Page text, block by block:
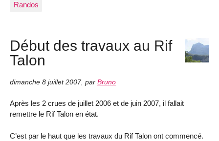
Randos
Début des travaux au Rif
Talon
dimanche 8 juillet 2007, par Bruno
Après les 2 crues de juillet 2006 et de juin 2007, il fallait
remettre le Rif Talon en état.
C’est par le haut que les travaux du Rif Talon ont commencé.